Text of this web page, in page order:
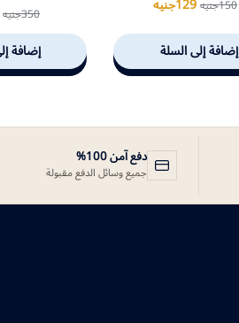
150جنيه
إضافة إلى السلة
350جنيه
إضافة
دفع آمن 100%
جميع وسائل الدفع مقبولة